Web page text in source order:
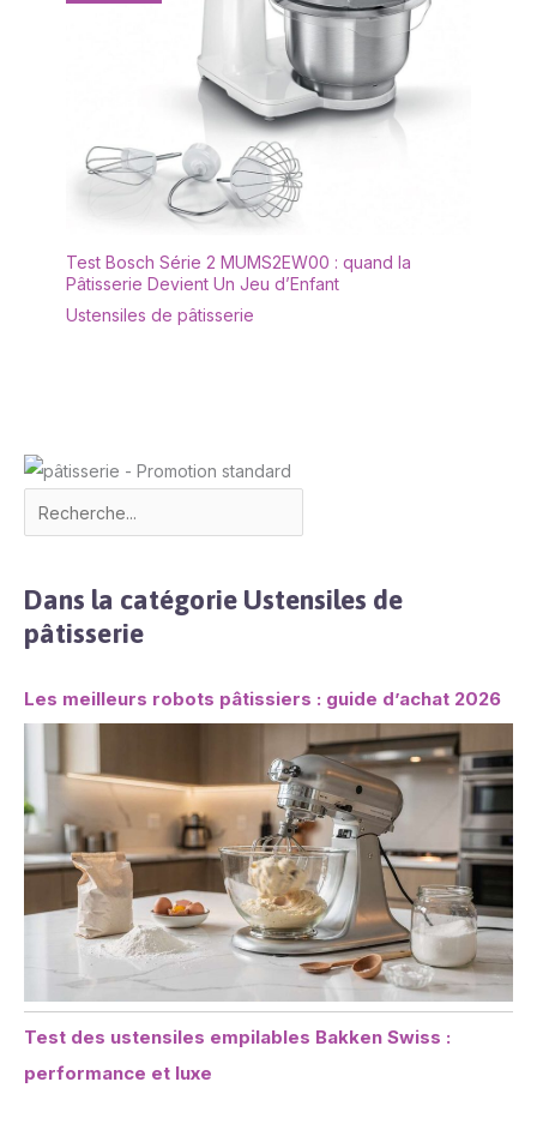
Test Bosch Série 2 MUMS2EW00 : quand la
Pâtisserie Devient Un Jeu d’Enfant
Ustensiles de pâtisserie
Dans la catégorie Ustensiles de
pâtisserie
Les meilleurs robots pâtissiers : guide d’achat 2026
Test des ustensiles empilables Bakken Swiss :
performance et luxe